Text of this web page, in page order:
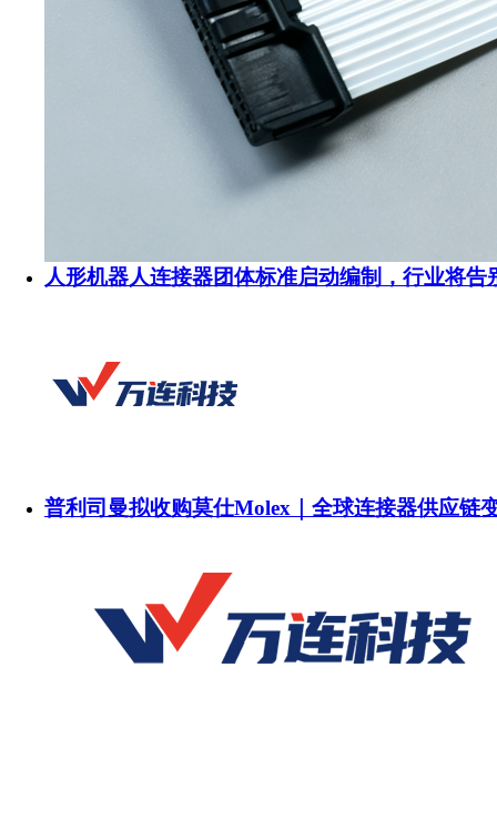
人形机器人连接器团体标准启动编制，行业将告
普利司曼拟收购莫仕Molex｜全球连接器供应链